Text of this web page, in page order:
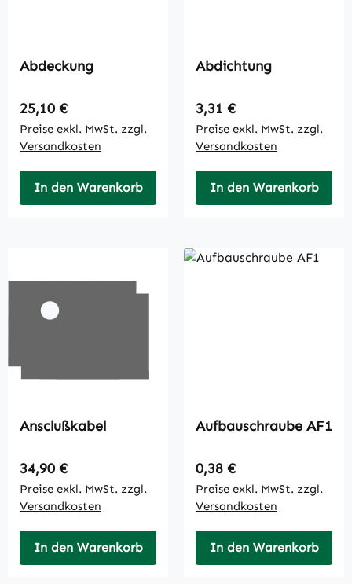
Abdeckung
Regulärer Preis:
25,10 €
Preise exkl. MwSt. zzgl.
Versandkosten
In den Warenkorb
Abdichtung
Regulärer Preis:
3,31 €
Preise exkl. MwSt. zzgl.
Versandkosten
In den Warenkorb
Ansclußkabel
Regulärer Preis:
34,90 €
Preise exkl. MwSt. zzgl.
Versandkosten
In den Warenkorb
Aufbauschraube AF1
Regulärer Preis:
0,38 €
Preise exkl. MwSt. zzgl.
Versandkosten
In den Warenkorb